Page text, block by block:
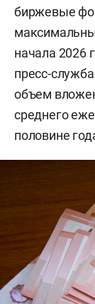
биржевые
начала 2026
пресс-
объем
среднего
половине